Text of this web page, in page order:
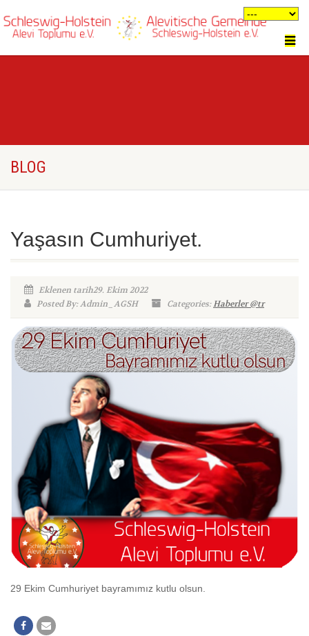
BLOG
Yaşasın Cumhuriyet.
Eklenen tarih29. Ekim 2022
Posted By: Admin_AGSH
Categories:Haberler @tr
29 Ekim Cumhuriyet bayramımız kutlu olsun.